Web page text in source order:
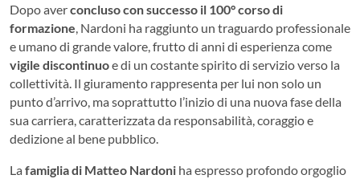
Dopo averconcluso con successo il 100° corso di
formazione, Nardoni ha raggiunto un traguardo professionale
e umano di grande valore, frutto di anni di esperienza come
vigile discontinuoe di un costante spirito di servizio verso la
collettività. Il giuramento rappresenta per lui non solo un
punto d’arrivo, ma soprattutto l’inizio di una nuova fase della
sua carriera, caratterizzata da responsabilità, coraggio e
dedizione al bene pubblico.
La famiglia di Matteo Nardoni ha espresso profondo orgoglio